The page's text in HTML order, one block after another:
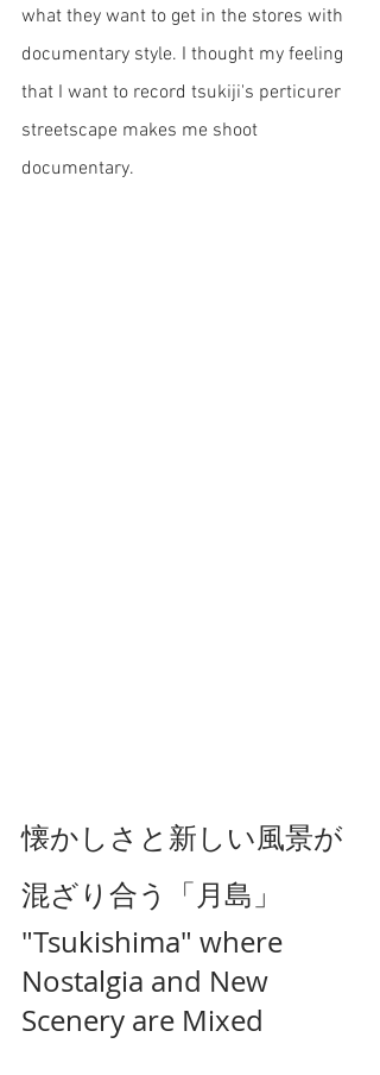
what they want to get in the stores with
documentary style. I thought my feeling
that I want to record tsukiji's perticurer
streetscape makes me shoot
documentary.
懐かしさと新しい風景が
混ざり合う「月島」
"Tsukishima" where
Nostalgia and New
Scenery are Mixed